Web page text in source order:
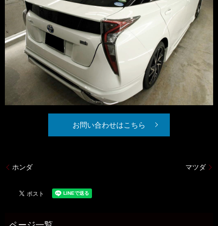
お問い合わせはこちら
ホンダ マツダ